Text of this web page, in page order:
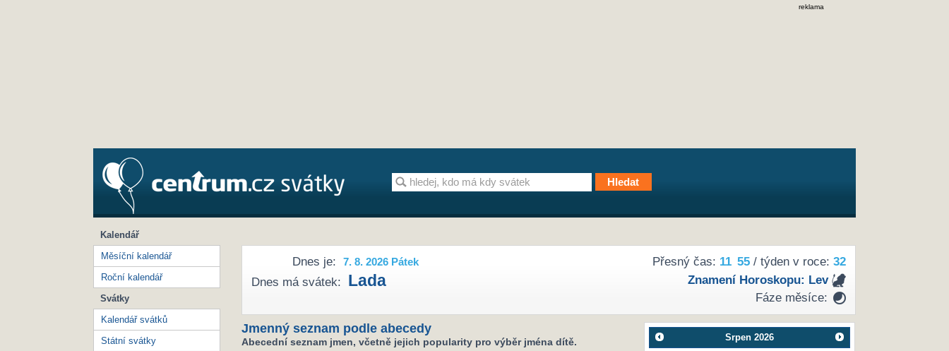
reklama
Přesný čas: 11 55/ týden v roce: 32
Znamení Horoskopu: Lev
Fáze měsíce:
Dnes je: 7. 8. 2026 Pátek
Dnes má svátek: Lada
Jmenný seznam podle abecedy
Abecední seznam jmen, včetně jejich popularity pro výběr jména dítě. Srpen 2026
Kalendář
Měsíční kalendář
Roční kalendář
Svátky
Kalendář svátků
Státní svátky